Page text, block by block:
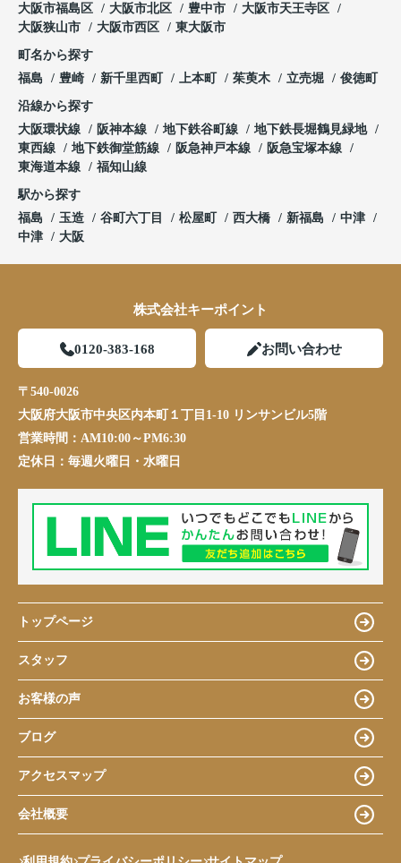
大阪市福島区
大阪市北区 豊中市
大阪市天王寺区
大阪狭山市
大阪市西区 東大阪市
町名から探す
福島
豊崎 新千里西町 上本町 茱萸木 立売堀 俊徳町
沿線から探す
大阪環状線
阪神本線 地下鉄谷町線
地下鉄長堀鶴見緑地
東西線
地下鉄御堂筋線 阪急神戸本線
阪急宝塚本線
東海道本線
福知山線
駅から探す
福島
玉造 谷町六丁目 松屋町 西大橋 新福島
中津
中津
大阪
株式会社キーポイント
0120-383-168 お問い合わせ
〒540-0026
大阪府大阪市中央区内本町１丁目1-10 リンサンビル5階
営業時間： AM10:00～PM6:30
定休日： 毎週火曜日・水曜日
トップページ
スタッフ
お客様の声
ブログ
アクセスマップ
会社概要